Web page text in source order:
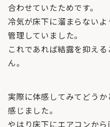
合わせていたためです。
冷気が床下に溜まらない
管理していました。
これであれば結露を抑え
ん。
実際に体感してみてどう
感じました。
やはり床下にエアコンか